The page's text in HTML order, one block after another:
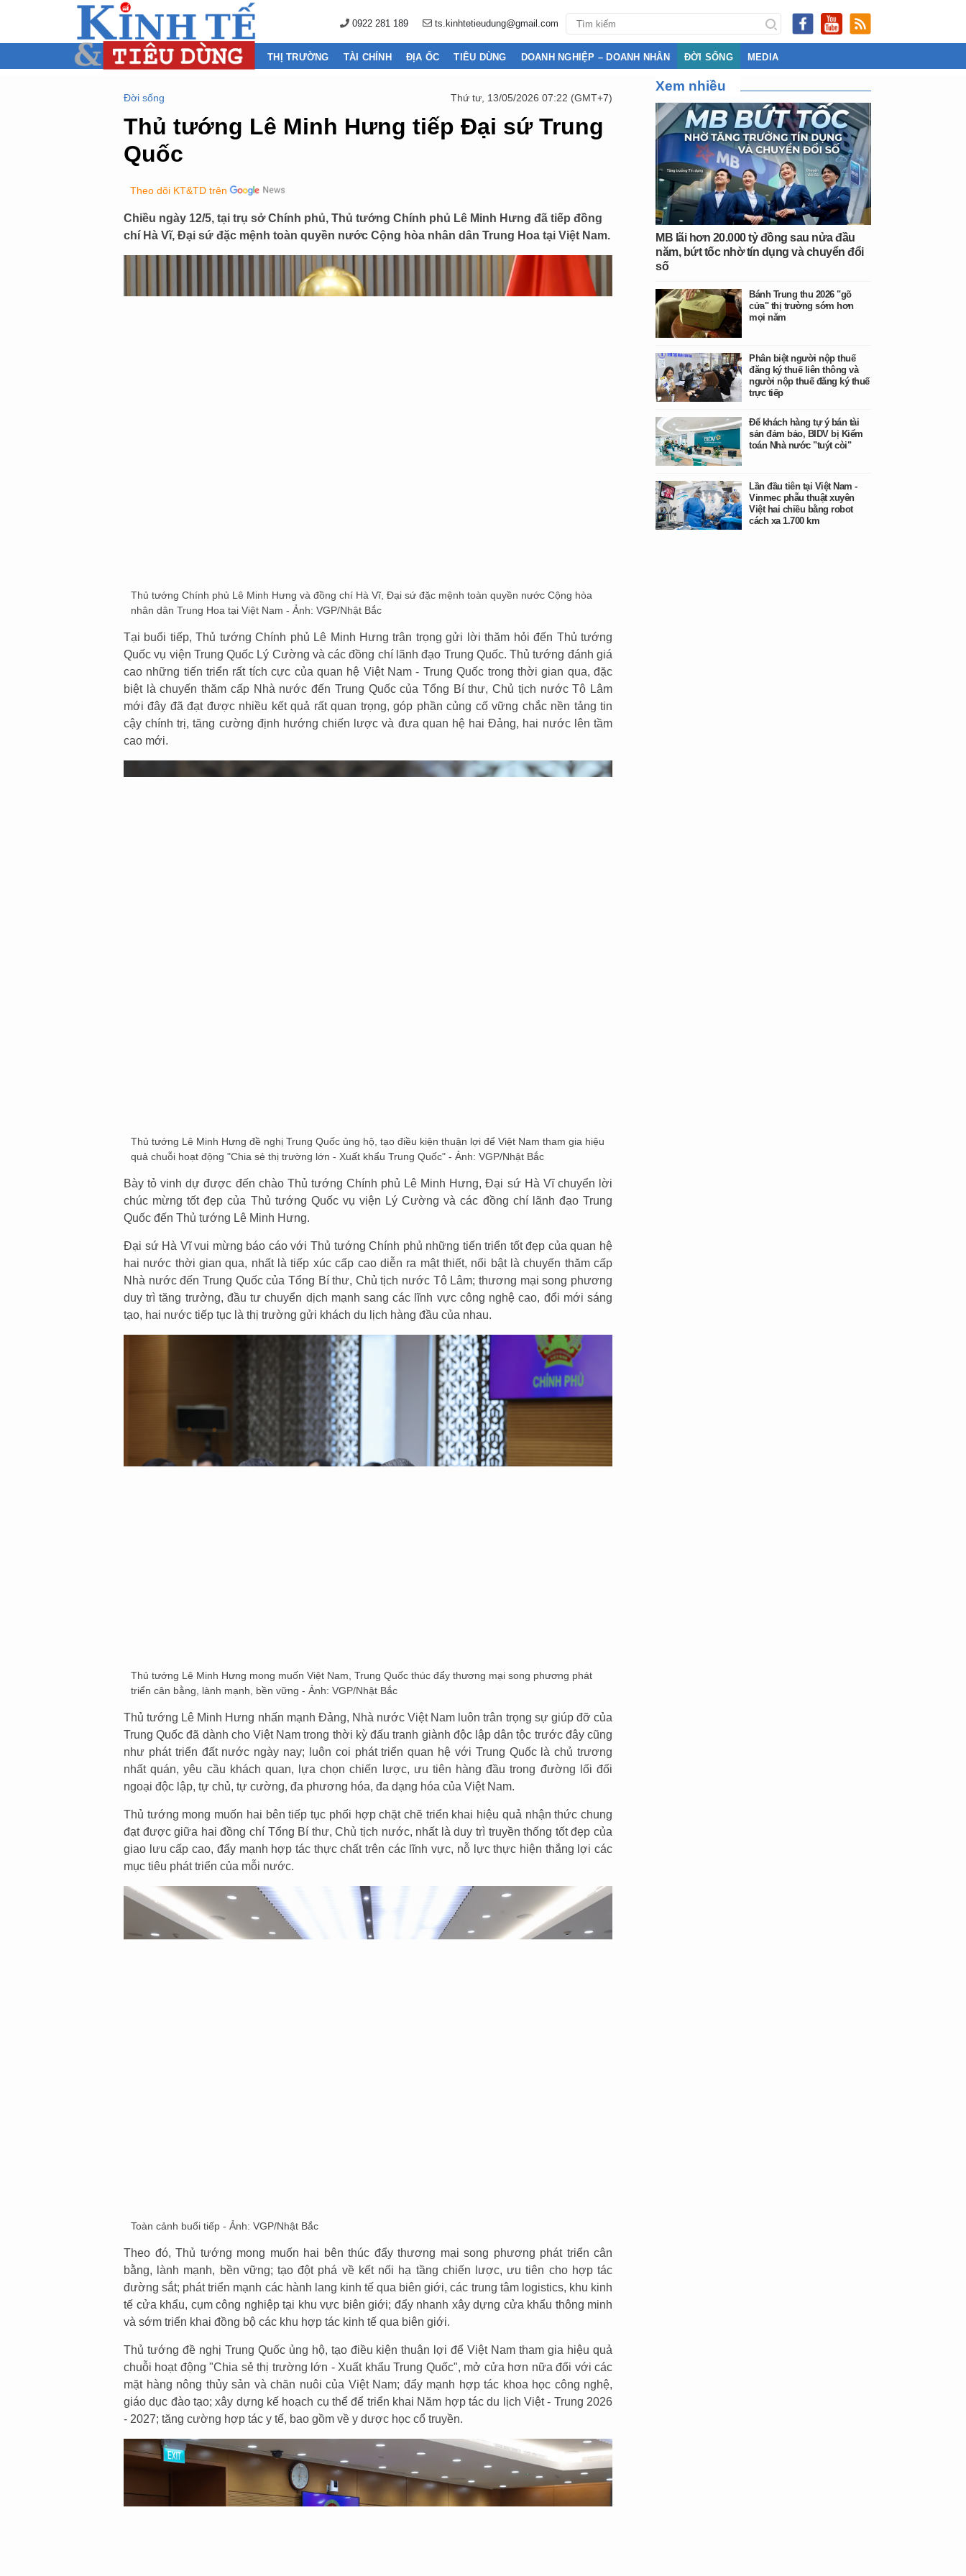
0922 281 189 ts.kinhtetieudung@gmail.com
THỊ TRƯỜNG TÀI CHÍNH ĐỊA ỐC TIÊU DÙNG DOANH NGHIỆP – DOANH NHÂN ĐỜI SỐNG MEDIA
Đời sống Thứ tư, 13/05/2026 07:22 (GMT+7)
Thủ tướng Lê Minh Hưng tiếp Đại sứ Trung
Quốc
Theo dõi KT&TD trên
Chiều ngày 12/5, tại trụ sở Chính phủ, Thủ tướng Chính phủ Lê Minh Hưng đã tiếp đồng
chí Hà Vĩ, Đại sứ đặc mệnh toàn quyền nước Cộng hòa nhân dân Trung Hoa tại Việt Nam.
Thủ tướng Chính phủ Lê Minh Hưng và đồng chí Hà Vĩ, Đại sứ đặc mệnh toàn quyền nước Cộng hòa
nhân dân Trung Hoa tại Việt Nam - Ảnh: VGP/Nhật Bắc
Tại buổi tiếp, Thủ tướng Chính phủ Lê Minh Hưng trân trọng gửi lời thăm hỏi đến Thủ tướng
Quốc vụ viện Trung Quốc Lý Cường và các đồng chí lãnh đạo Trung Quốc. Thủ tướng đánh giá
cao những tiến triển rất tích cực của quan hệ Việt Nam - Trung Quốc trong thời gian qua, đặc
biệt là chuyến thăm cấp Nhà nước đến Trung Quốc của Tổng Bí thư, Chủ tịch nước Tô Lâm
mới đây đã đạt được nhiều kết quả rất quan trọng, góp phần củng cố vững chắc nền tảng tin
cậy chính trị, tăng cường định hướng chiến lược và đưa quan hệ hai Đảng, hai nước lên tầm
cao mới.
Thủ tướng Lê Minh Hưng đề nghị Trung Quốc ủng hộ, tạo điều kiện thuận lợi để Việt Nam tham gia hiệu
quả chuỗi hoạt động "Chia sẻ thị trường lớn - Xuất khẩu Trung Quốc" - Ảnh: VGP/Nhật Bắc
Bày tỏ vinh dự được đến chào Thủ tướng Chính phủ Lê Minh Hưng, Đại sứ Hà Vĩ chuyển lời
chúc mừng tốt đẹp của Thủ tướng Quốc vụ viện Lý Cường và các đồng chí lãnh đạo Trung
Quốc đến Thủ tướng Lê Minh Hưng.
Đại sứ Hà Vĩ vui mừng báo cáo với Thủ tướng Chính phủ những tiến triển tốt đẹp của quan hệ
hai nước thời gian qua, nhất là tiếp xúc cấp cao diễn ra mật thiết, nổi bật là chuyến thăm cấp
Nhà nước đến Trung Quốc của Tổng Bí thư, Chủ tịch nước Tô Lâm; thương mại song phương
duy trì tăng trưởng, đầu tư chuyển dịch mạnh sang các lĩnh vực công nghệ cao, đổi mới sáng
tạo, hai nước tiếp tục là thị trường gửi khách du lịch hàng đầu của nhau.
Thủ tướng Lê Minh Hưng mong muốn Việt Nam, Trung Quốc thúc đẩy thương mại song phương phát
triển cân bằng, lành mạnh, bền vững - Ảnh: VGP/Nhật Bắc
Thủ tướng Lê Minh Hưng nhấn mạnh Đảng, Nhà nước Việt Nam luôn trân trọng sự giúp đỡ của
Trung Quốc đã dành cho Việt Nam trong thời kỳ đấu tranh giành độc lập dân tộc trước đây cũng
như phát triển đất nước ngày nay; luôn coi phát triển quan hệ với Trung Quốc là chủ trương
nhất quán, yêu cầu khách quan, lựa chọn chiến lược, ưu tiên hàng đầu trong đường lối đối
ngoại độc lập, tự chủ, tự cường, đa phương hóa, đa dạng hóa của Việt Nam.
Thủ tướng mong muốn hai bên tiếp tục phối hợp chặt chẽ triển khai hiệu quả nhận thức chung
đạt được giữa hai đồng chí Tổng Bí thư, Chủ tịch nước, nhất là duy trì truyền thống tốt đẹp của
giao lưu cấp cao, đẩy mạnh hợp tác thực chất trên các lĩnh vực, nỗ lực thực hiện thắng lợi các
mục tiêu phát triển của mỗi nước.
Toàn cảnh buổi tiếp - Ảnh: VGP/Nhật Bắc
Theo đó, Thủ tướng mong muốn hai bên thúc đẩy thương mại song phương phát triển cân
bằng, lành mạnh, bền vững; tạo đột phá về kết nối hạ tầng chiến lược, ưu tiên cho hợp tác
đường sắt; phát triển mạnh các hành lang kinh tế qua biên giới, các trung tâm logistics, khu kinh
tế cửa khẩu, cụm công nghiệp tại khu vực biên giới; đẩy nhanh xây dựng cửa khẩu thông minh
và sớm triển khai đồng bộ các khu hợp tác kinh tế qua biên giới.
Thủ tướng đề nghị Trung Quốc ủng hộ, tạo điều kiện thuận lợi để Việt Nam tham gia hiệu quả
chuỗi hoạt động "Chia sẻ thị trường lớn - Xuất khẩu Trung Quốc", mở cửa hơn nữa đối với các
mặt hàng nông thủy sản và chăn nuôi của Việt Nam; đẩy mạnh hợp tác khoa học công nghệ,
giáo dục đào tạo; xây dựng kế hoạch cụ thể để triển khai Năm hợp tác du lịch Việt - Trung 2026
- 2027; tăng cường hợp tác y tế, bao gồm về y dược học cổ truyền.
Xem nhiều
MB lãi hơn 20.000 tỷ đồng sau nửa đầu
năm, bứt tốc nhờ tín dụng và chuyển đổi
số
Bánh Trung thu 2026 "gõ
cửa" thị trường sớm hơn
mọi năm
Phân biệt người nộp thuế
đăng ký thuế liên thông và
người nộp thuế đăng ký thuế
trực tiếp
Để khách hàng tự ý bán tài
sản đảm bảo, BIDV bị Kiểm
toán Nhà nước "tuýt còi"
Lần đầu tiên tại Việt Nam -
Vinmec phẫu thuật xuyên
Việt hai chiều bằng robot
cách xa 1.700 km